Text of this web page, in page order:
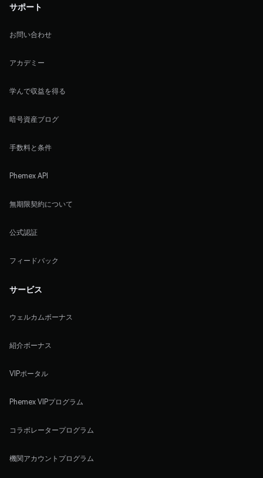
サポート
お問い合わせ
アカデミー
学んで収益を得る
暗号資産ブログ
手数料と条件
Phemex API
無期限契約について
公式認証
フィードバック
サービス
ウェルカムボーナス
紹介ボーナス
VIPポータル
Phemex VIPプログラム
コラボレータープログラム
機関アカウントプログラム